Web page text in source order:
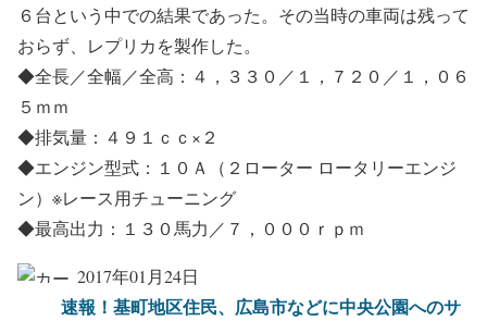
６台という中での結果であった。その当時の車両は残って
おらず、レプリカを製作した。
◆全長／全幅／全高：４，３３０／１，７２０／１，０６
５ｍｍ
◆排気量：４９１ｃｃ×２
◆エンジン型式：１０Ａ（２ローター ロータリーエンジ
ン）※レース用チューニング
◆最高出力：１３０馬力／７，０００ｒｐｍ
2017年01月24日
速報！基町地区住民、広島市などに中央公園へのサ